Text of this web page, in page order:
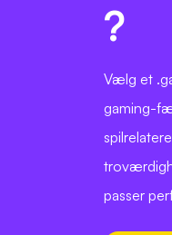
?
Vælg et
gaming-
passer